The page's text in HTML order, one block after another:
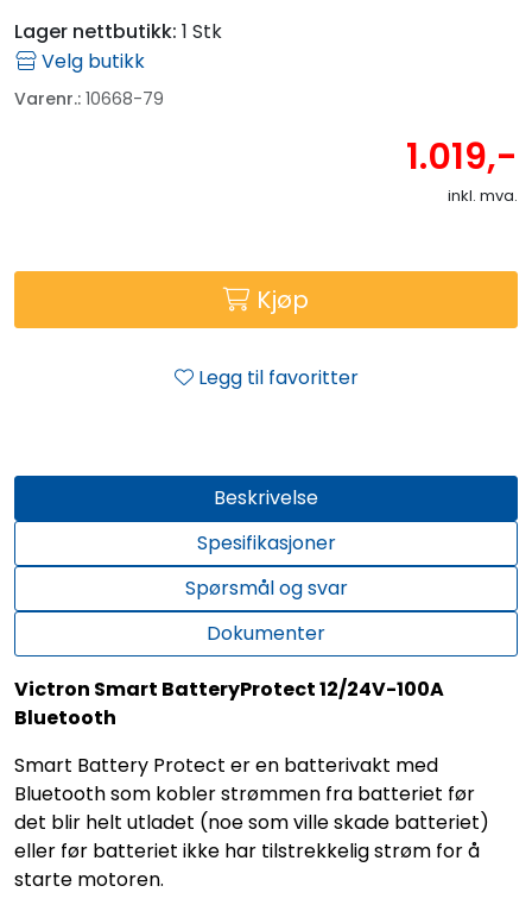
Lager nettbutikk: 1 Stk
Velg butikk
Varenr.: 10668-79
1.019,-
inkl. mva.
Kjøp
Legg til favoritter
Beskrivelse
Spesifikasjoner
Spørsmål og svar
Dokumenter
Victron Smart BatteryProtect 12/24V-100A
Bluetooth
Smart Battery Protect er en batterivakt med
Bluetooth som kobler strømmen fra batteriet før
det blir helt utladet (noe som ville skade batteriet)
eller før batteriet ikke har tilstrekkelig strøm for å
starte motoren.